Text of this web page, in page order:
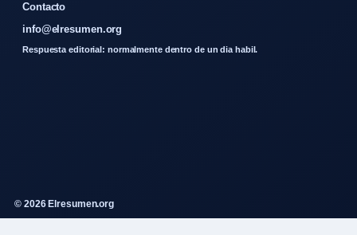
Contacto
info@elresumen.org
Respuesta editorial: normalmente dentro de un dia habil.
© 2026 Elresumen.org